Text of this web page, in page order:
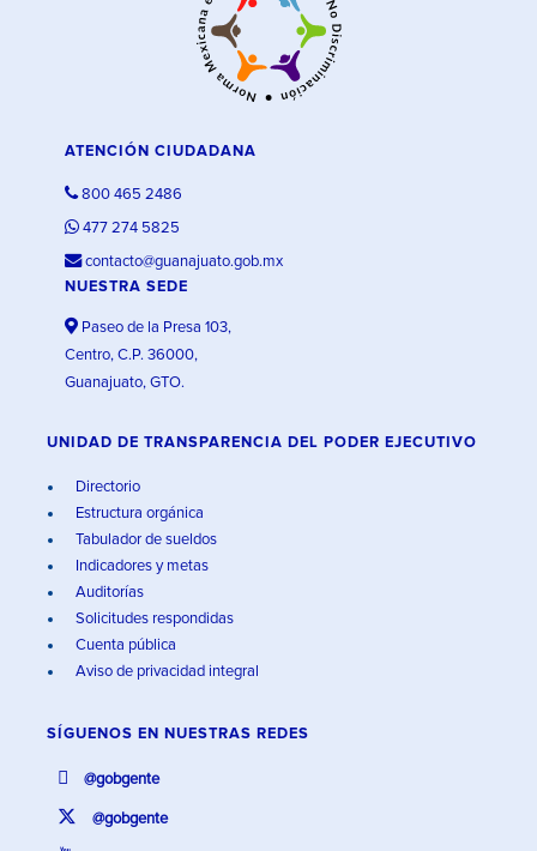
ATENCIÓN CIUDADANA
800 465 2486
477 274 5825
contacto@guanajuato.gob.mx
NUESTRA SEDE
Paseo de la Presa 103,
Centro, C.P. 36000,
Guanajuato, GTO.
UNIDAD DE TRANSPARENCIA DEL PODER EJECUTIVO
Directorio
Estructura orgánica
Tabulador de sueldos
Indicadores y metas
Auditorías
Solicitudes respondidas
Cuenta pública
Aviso de privacidad integral
SÍGUENOS EN NUESTRAS REDES
@gobgente
@gobgente